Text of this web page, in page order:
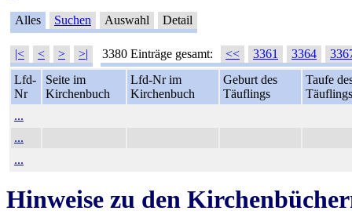
Alles Suchen Auswahl Detail
|< < > >| 3380 Einträge gesamt: << 3361 3364
Lfd-
Nr
Seite im
Kirchenbuch
Lfd-Nr im
Kirchenbuch
Geburt des
Täuflings
Taufe
Täuflings
...
...
...
Hinweise zu den